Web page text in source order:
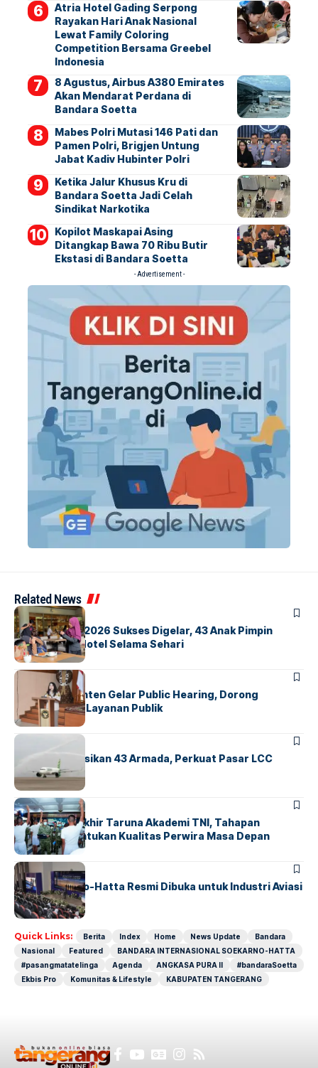
Atria Hotel Gading Serpong
Rayakan Hari Anak Nasional
Lewat Family Coloring
Competition Bersama Greebel
Indonesia
8 Agustus, Airbus A380 Emirates
Akan Mendarat Perdana di
Bandara Soetta
Mabes Polri Mutasi 146 Pati dan
Pamen Polri, Brigjen Untung
Jabat Kadiv Hubinter Polri
Ketika Jalur Khusus Kru di
Bandara Soetta Jadi Celah
Sindikat Narkotika
Kopilot Maskapai Asing
Ditangkap Bawa 70 Ribu Butir
Ekstasi di Bandara Soetta
- Advertisement -
Related News
BERITAINDEX
GM For A Day 2026 Sukses Digelar, 43 Anak Pimpin
Operasional Hotel Selama Sehari
BANDARABERITA
Karantina Banten Gelar Public Hearing, Dorong
Transparansi Layanan Publik
BANDARA
Citilink Operasikan 43 Armada, Perkuat Pasar LCC
Nasional
BERITA
Sidang Pantukhir Taruna Akademi TNI, Tahapan
Strategis Tentukan Kualitas Perwira Masa Depan
BANDARA BERITA
IALC Soekarno-Hatta Resmi Dibuka untuk Industri Aviasi
Dunia
Quick Links: Berita Index Home News Update
Bandara
Nasional
Featured
BANDARA INTERNASIONAL SOEKARNO-HATTA
#pasangmatatelinga
Agenda ANGKASA PURA II
#bandaraSoetta
Ekbis Pro
Komunitas & Lifestyle KABUPATEN TANGERANG